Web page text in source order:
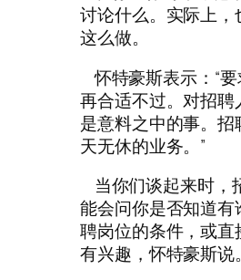
讨论什么。实际上，
这么做。
怀特豪斯表示：“
再合适不过。对招聘
是意料之中的事。招
天无休的业务。”
当你们谈起来时，
能会问你是否知道有
聘岗位的条件，或直
有兴趣，怀特豪斯说。